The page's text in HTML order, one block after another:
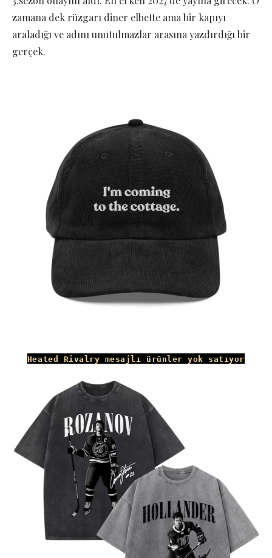
zamana dek rüzgarı diner elbette ama bir kapıyı
araladığı ve adını unutulmazlar arasına yazdırdığı bir
gerçek.
Heated Rivalry mesajlı ürünler yok satıyor